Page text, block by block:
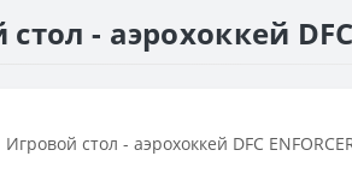
- аэрохоккей